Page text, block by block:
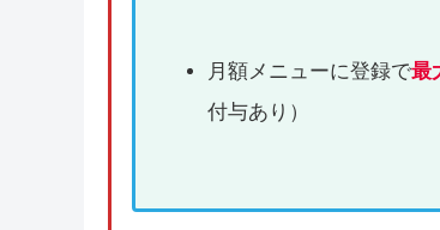
月額メニューに登録で最
付与あり）